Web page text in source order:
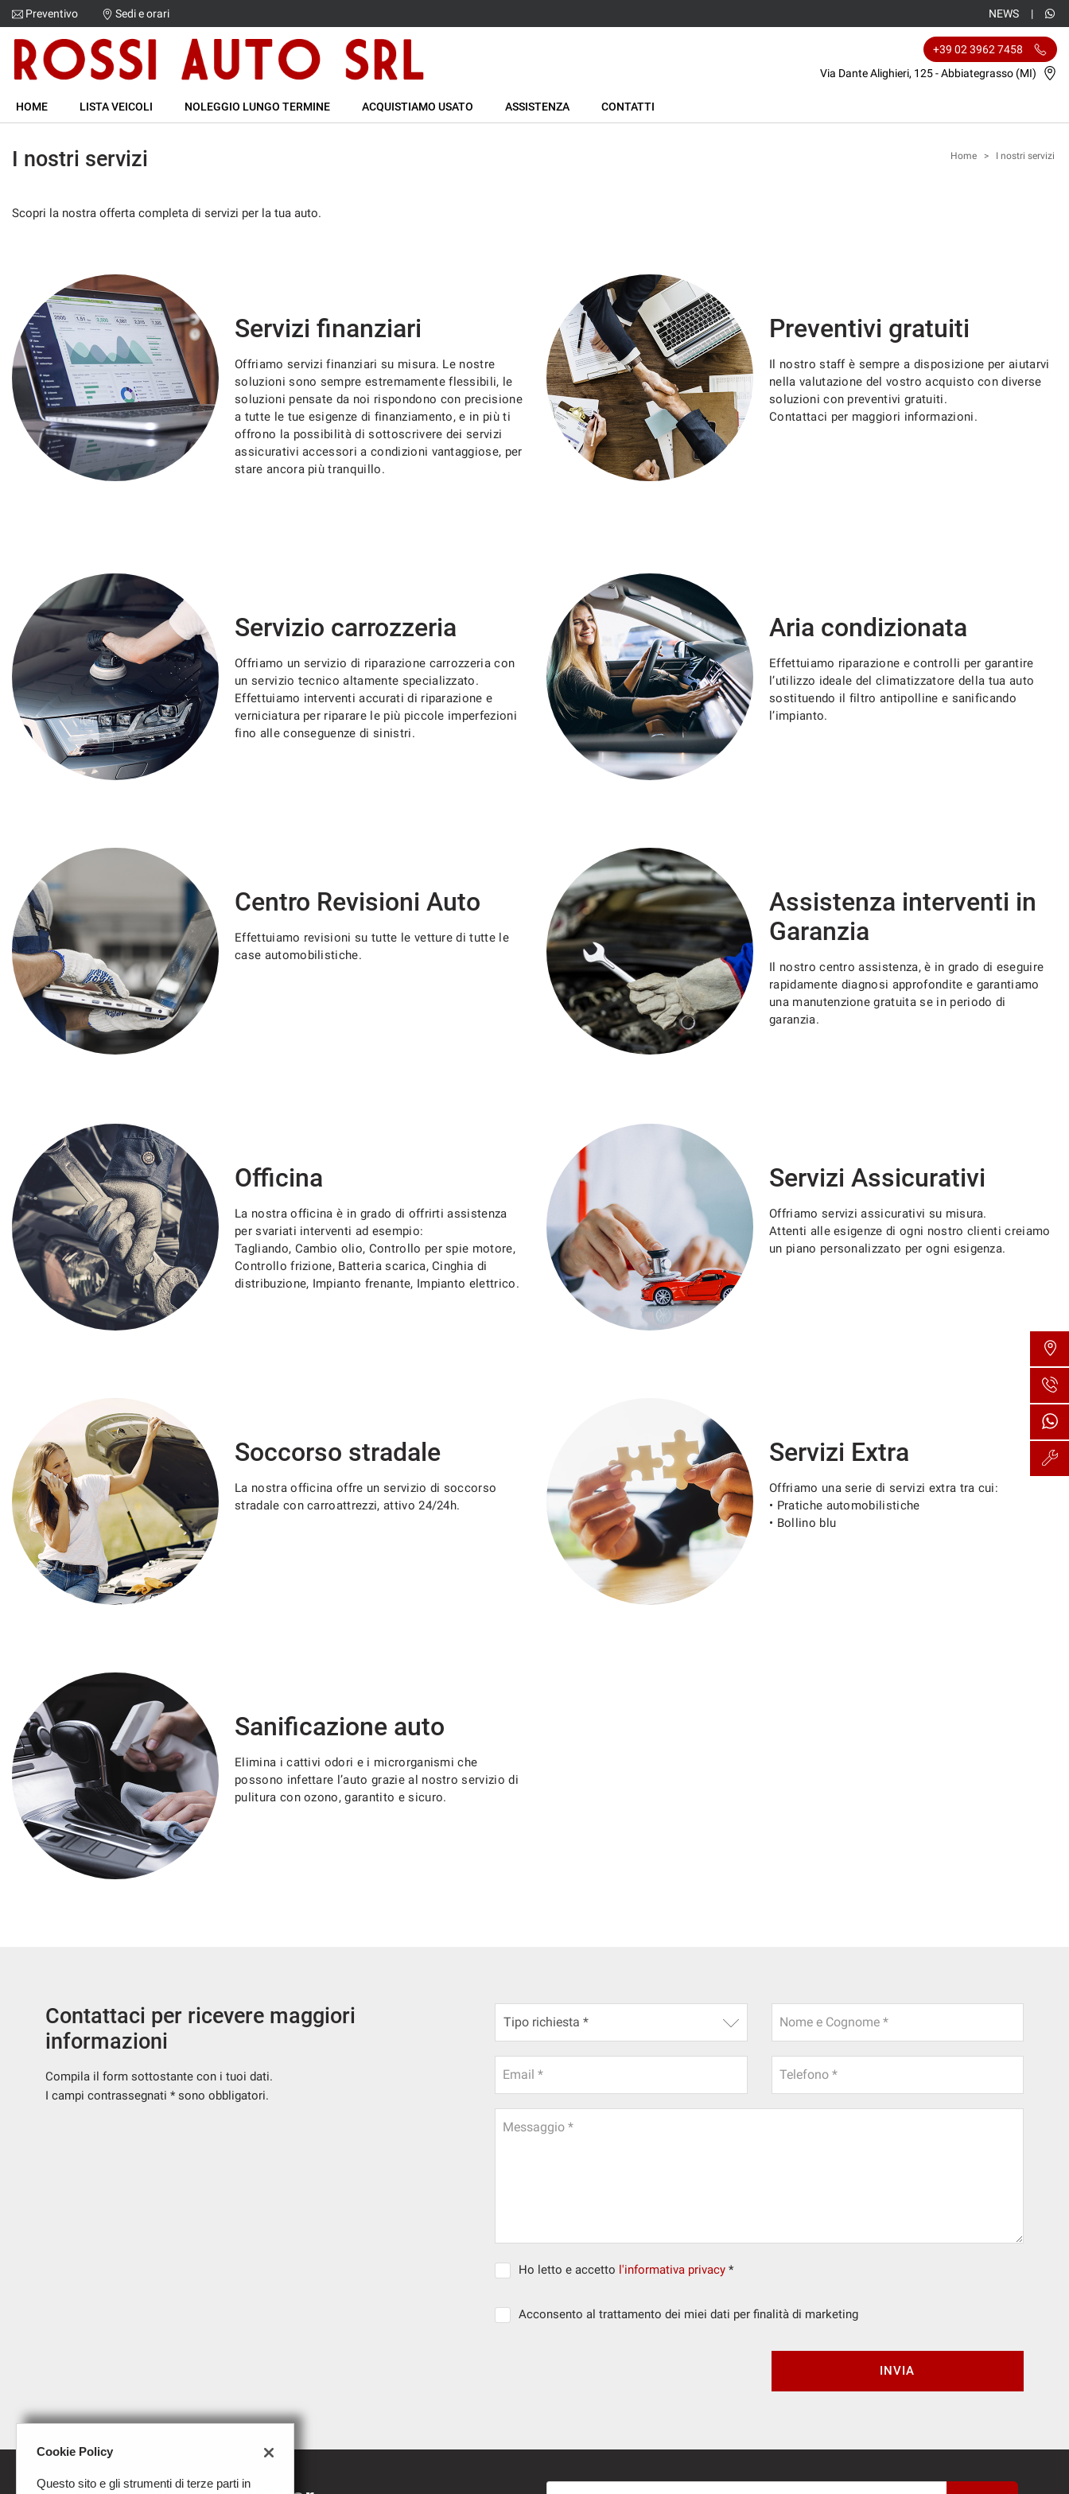
HOME
LISTA VEICOLI
NOLEGGIO LUNGO TERMINE
ACQUISTIAMO USATO
CONTATTI
NEWS
Preventivo Sedi e orari NEWS
+39 02 3962 7458
Via Dante Alighieri, 125 - Abbiategrasso (MI)
HOME LISTA VEICOLI NOLEGGIO LUNGO TERMINE ACQUISTIAMO USATO ASSISTENZA CONTATTI
I nostri servizi Home > I nostri servizi
Scopri la nostra offerta completa di servizi per la tua auto.
Servizi finanziari
Offriamo servizi finanziari su misura. Le nostre
soluzioni sono sempre estremamente flessibili, le
soluzioni pensate da noi rispondono con precisione
a tutte le tue esigenze di finanziamento, e in più ti
offrono la possibilità di sottoscrivere dei servizi
assicurativi accessori a condizioni vantaggiose, per
stare ancora più tranquillo.
Preventivi gratuiti
Il nostro staff è sempre a disposizione per aiutarvi
nella valutazione del vostro acquisto con diverse
soluzioni con preventivi gratuiti.
Contattaci per maggiori informazioni.
Servizio carrozzeria
Offriamo un servizio di riparazione carrozzeria con
un servizio tecnico altamente specializzato.
Effettuiamo interventi accurati di riparazione e
verniciatura per riparare le più piccole imperfezioni
fino alle conseguenze di sinistri.
Aria condizionata
Effettuiamo riparazione e controlli per garantire
l’utilizzo ideale del climatizzatore della tua auto
sostituendo il filtro antipolline e sanificando
l’impianto.
Centro Revisioni Auto
Effettuiamo revisioni su tutte le vetture di tutte le
case automobilistiche.
Assistenza interventi in
Garanzia
Il nostro centro assistenza, è in grado di eseguire
rapidamente diagnosi approfondite e garantiamo
una manutenzione gratuita se in periodo di
garanzia.
Officina
La nostra officina è in grado di offrirti assistenza
per svariati interventi ad esempio:
Tagliando, Cambio olio, Controllo per spie motore,
Controllo frizione, Batteria scarica, Cinghia di
distribuzione, Impianto frenante, Impianto elettrico.
Servizi Assicurativi
Offriamo servizi assicurativi su misura.
Attenti alle esigenze di ogni nostro clienti creiamo
un piano personalizzato per ogni esigenza.
Soccorso stradale
La nostra officina offre un servizio di soccorso
stradale con carroattrezzi, attivo 24/24h.
Servizi Extra
Offriamo una serie di servizi extra tra cui:
• Pratiche automobilistiche
• Bollino blu
Sanificazione auto
Elimina i cattivi odori e i microrganismi che
possono infettare l’auto grazie al nostro servizio di
pulitura con ozono, garantito e sicuro.
Contattaci per ricevere maggiori
informazioni
Compila il form sottostante con i tuoi dati.
I campi contrassegnati * sono obbligatori.
Nome e Cognome *
Email * Telefono *
Messaggio *
Ho letto e accetto l'informativa privacy *
Acconsento al trattamento dei miei dati per finalità di marketing
INVIA
Cookie Policy
Questo sito e gli strumenti di terze parti in
Le
tue
preferenze
di
Il
pannello
ti
esprimere
consenso
alle
tecnologie
di
tracciamento
che
adottiamo
per
offrire
funzionalità
ottenere
maggiori
informazioni
sull'utilità
e
funzionamento
di
questi
strumenti
tracciamento
rivedere
e
modificare
le
tue
scelte
in
qualsiasi
momento.
Cookie necessari
Cookie delle preferenze
Cookie per il miglioramento dell'esperienza utente
Cookie analitici